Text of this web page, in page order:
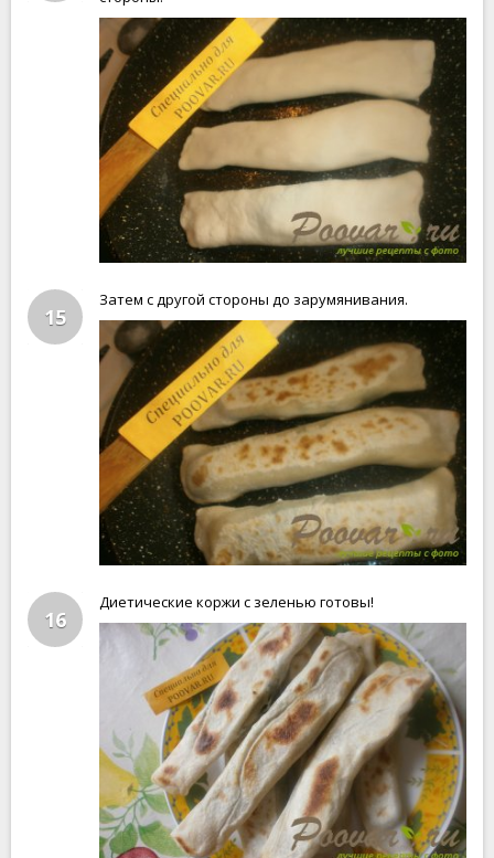
15
Затем с другой стороны до зарумянивания.
16
Диетические коржи с зеленью готовы!